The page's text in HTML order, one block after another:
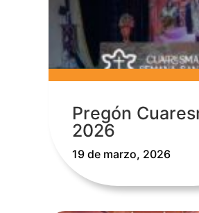
Pregón
2026
19 de marzo, 2026